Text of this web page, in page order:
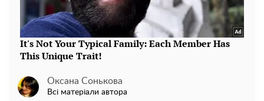
Оксана Сонькова
Всі матеріали автора